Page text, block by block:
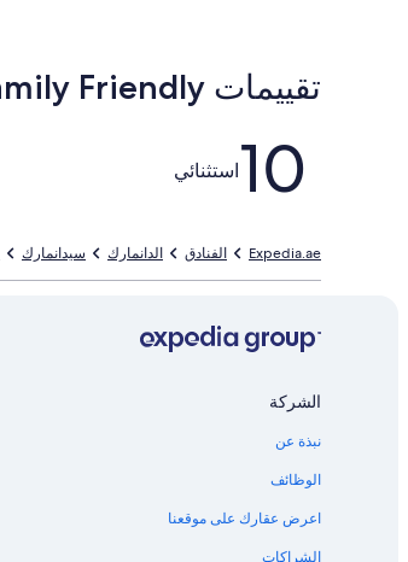
تقييمات ⁦Fish Lake House - By the Water -Lake & Stream -Beautiful Nature -Family Friendly⁩
التقييمات
10استثنائي
سيدانمارك الدانمارك الفنادق Expedia.ae
الشركة
نبذة عن
الوظائف
اعرض عقارك على موقعنا
الشراكات